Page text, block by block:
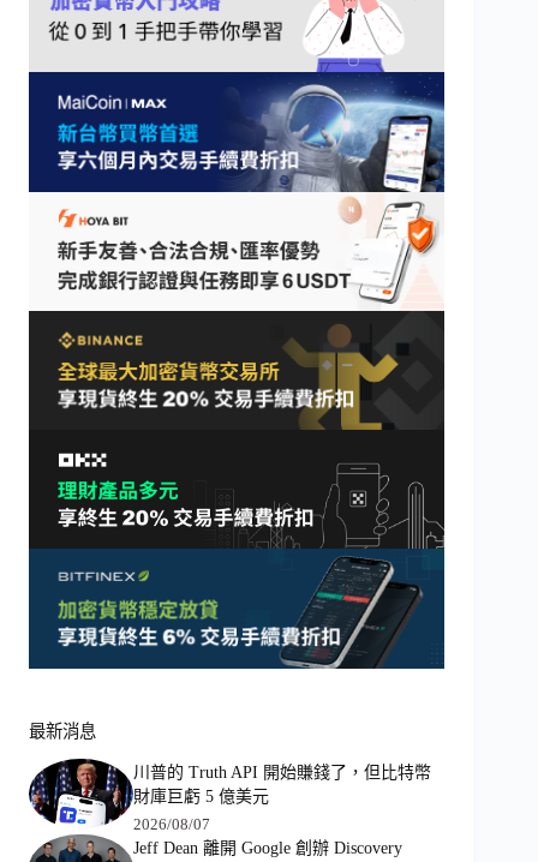
最新消息
川普的 Truth API 開始賺錢了，但比特幣
財庫巨虧 5 億美元
2026/08/07
Jeff Dean 離開 Google 創辦 Discovery